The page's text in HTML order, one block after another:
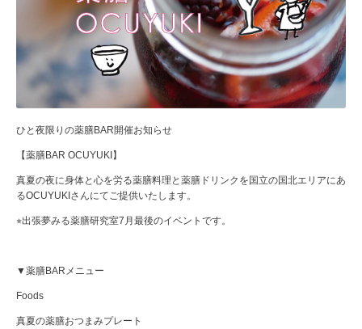
ひと夜限りの薬膳BAR開催お知らせ
【薬膳BAR OCUYUKI】
真夏の夜に身体と心を労る薬膳料理と薬膳ドリンクを国立の国北エリアにあ
るOCUYUKIさんにてご提供いたします。
⭐︎出張夢みる薬膳研究室7月最後のイベントです。
▼薬膳BARメニュー
Foods
真夏の薬膳おつまみプレート